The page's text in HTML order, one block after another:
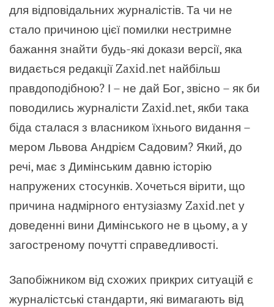
для відповідальних журналістів. Та чи не
стало причиною цієї помилки нестримне
бажання знайти будь-які докази версії, яка
видається редакції Zaxid.net найбільш
правдоподібною? І – не дай Бог, звісно – як би
поводились журналісти Zaxid.net, якби така
біда сталася з власником їхнього видання –
мером Львова Андрієм Садовим? Який, до
речі, має з Димінським давню історію
напружених стосунків. Хочеться вірити, що
причина надмірного ентузіазму Zaxid.net у
доведенні вини Димінського не в цьому, а у
загостреному почутті справедливості.
Запобіжником від схожих прикрих ситуацій є
журналістські стандарти, які вимагають від